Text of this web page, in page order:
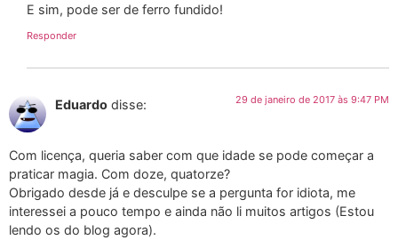
E sim, pode ser de ferro fundido!
Responder
Eduardo disse: 29 de janeiro de 2017 às 9:47 PM
Com licença, queria saber com que idade se pode começar a
praticar magia. Com doze, quatorze?
Obrigado desde já e desculpe se a pergunta for idiota, me
interessei a pouco tempo e ainda não li muitos artigos (Estou
lendo os do blog agora).